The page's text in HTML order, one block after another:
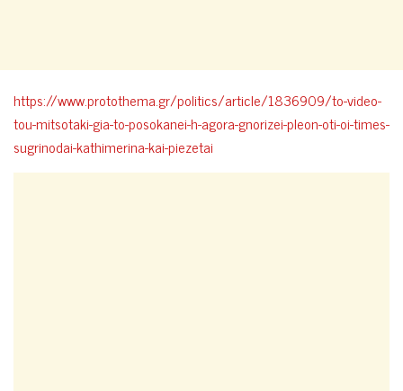
https://www.protothema.gr/politics/article/1836909/to-video-
tou-mitsotaki-gia-to-posokanei-h-agora-gnorizei-pleon-oti-oi-times-
sugrinodai-kathimerina-kai-piezetai